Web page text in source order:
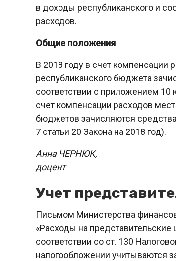
в доходы республиканского и
расходов.
Общие положения
В 2018 году в счет компенсации
республиканского бюджета
соответствии с приложением 10
счет компенсации расходов
бюджетов зачисляются
7 статьи 20 Закона на 2018 год).
Анна ЧЕРНЮК,
доцент
Учет
Письмом Министерства
«Расходы на
соответствии со ст. 130
налогообложении учитываются